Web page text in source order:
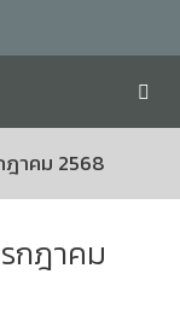
ฎาคม 2568
กฎาคม